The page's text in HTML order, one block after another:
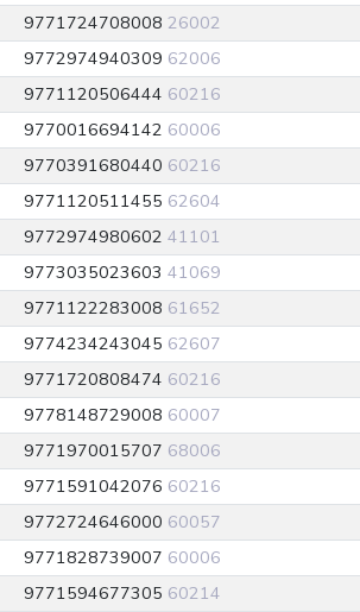
9771724708008 26002
9772974940309 62006
9771120506444 60216
9770016694142 60006
9770391680440 60216
9771120511455 62604
9772974980602 41101
9773035023603 41069
9771122283008 61652
9774234243045 62607
9771720808474 60216
9778148729008 60007
9771970015707 68006
9771591042076 60216
9772724646000 60057
9771828739007 60006
9771594677305 60214